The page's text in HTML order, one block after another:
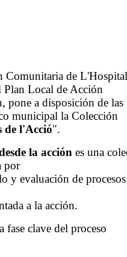
de
Plan Local de Acción
pone a disposición de las
municipal la Colección
de l'Acció".
la acción es una
por
y evaluación de procesos
a la acción.
fase clave del proceso